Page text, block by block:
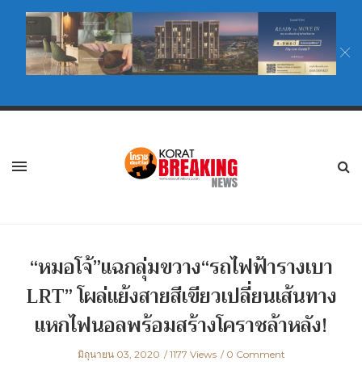
“หมอโจ้”แฉกลุ่มขวาง“รถไฟฟ้ารางเบา
LRT” โผล่แย้งสายสีเขียวเปลี่ยนเส้นทาง
แหกไฟนอลพร้อมสร้างโคราชล้าหลัง!
มิถุนายน 03, 2020 1177 Views 0 Comment